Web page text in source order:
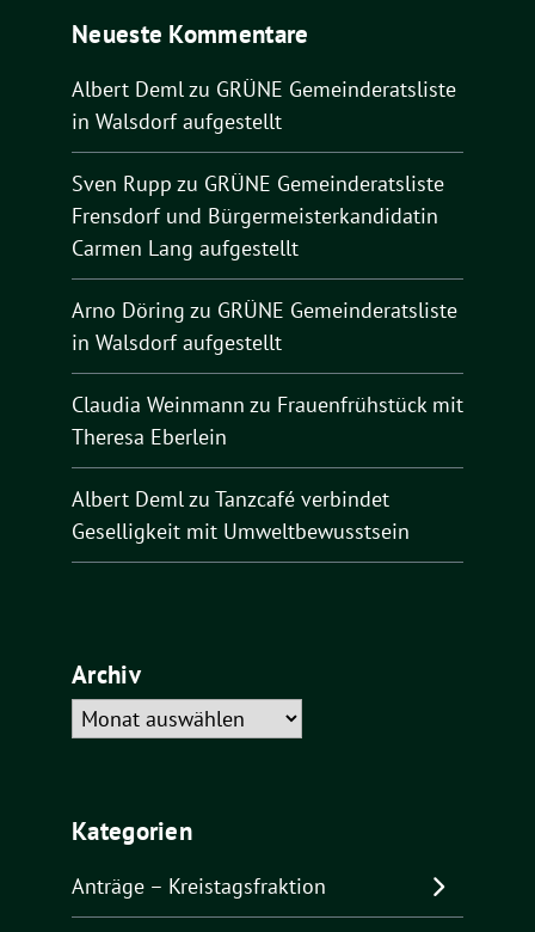
Neueste Kommentare
Albert Demlzu GRÜNE Gemeinderatsliste
in Walsdorf aufgestellt
Sven Rupp zu GRÜNE Gemeinderatsliste
Frensdorf und Bürgermeisterkandidatin
Carmen Lang aufgestellt
Arno Döring zu GRÜNE Gemeinderatsliste
in Walsdorf aufgestellt
Claudia Weinmann zu Frauenfrühstück mit
Theresa Eberlein
Albert Demlzu Tanzcafé verbindet
Geselligkeit mit Umweltbewusstsein
Archiv
Archiv
Kategorien
Anträge – Kreistagsfraktion